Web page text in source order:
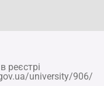
реєстрі
university/906/